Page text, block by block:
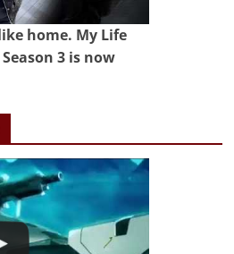
home. My Life
3 is now